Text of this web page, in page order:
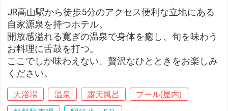
JR高山駅から徒歩5分のアクセス便利な立地にある
自家源泉を持つホテル。
開放感溢れる寛ぎの温泉で身体を癒し、旬を味わう
お料理に舌鼓を打つ。
ここでしか味わえない、贅沢なひとときをお楽しみ
ください。
大浴場 温泉 露天風呂
プール(屋内)